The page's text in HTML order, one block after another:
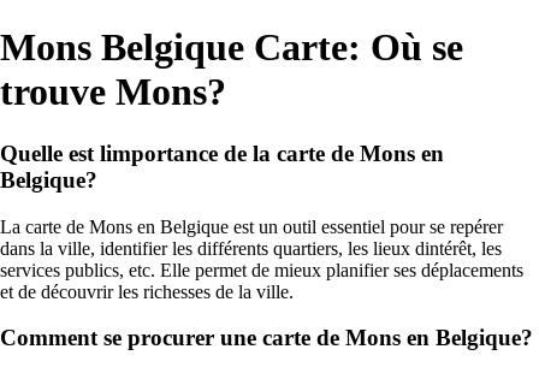
Mons Belgique Carte: Où se
trouve Mons?
Quelle est limportance de la carte de Mons en
Belgique?
La carte de Mons en Belgique est un outil essentiel pour se repérer
dans la ville, identifier les différents quartiers, les lieux dintérêt, les
services publics, etc. Elle permet de mieux planifier ses déplacements
et de découvrir les richesses de la ville.
Comment se procurer une carte de Mons en Belgique?